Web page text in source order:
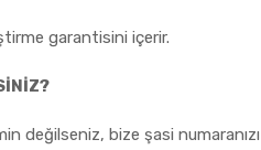
garantisini içerir.
değilseniz, bize şasi